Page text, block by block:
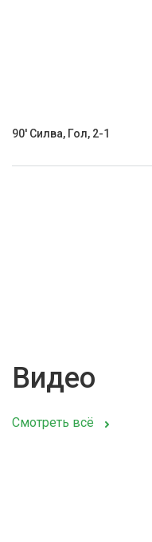
90' Силва, Гол, 2-1
Видео
Смотреть всё